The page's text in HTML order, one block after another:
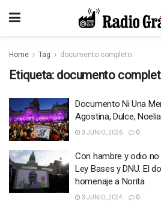
Home Tag documento completo
Etiqueta: documento
Documento Ni Una
Agostina, Dulce,
3 JUNIO, 2026 0
Con hambre y odio no
Ley Bases y DNU. El
homenaje a Norita
3 JUNIO, 2024 0